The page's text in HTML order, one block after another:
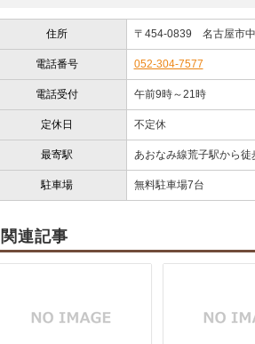
住所 〒454-0839 名古屋市
電話番号 052-304-7577
電話受付 午前9時～21時
定休日 不定休
最寄駅 あおなみ線荒子駅から徒
駐車場 無料駐車場7台
関連記事